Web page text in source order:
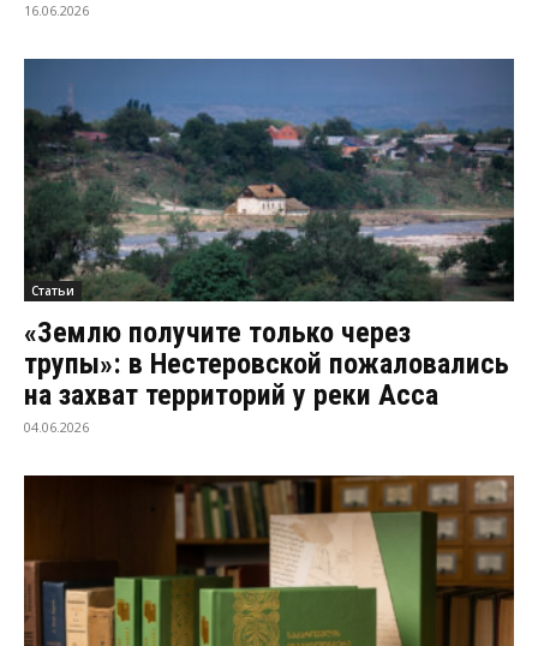
16.06.2026
Статьи
«Землю получите только через
трупы»: в Нестеровской пожаловались
на захват территорий у реки Асса
04.06.2026